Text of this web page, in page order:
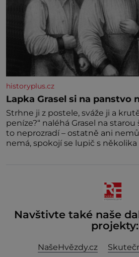
historyplus.cz
Lapka Grasel si na panstvo
Strhne ji z postele, sváže ji a
peníze?“ naléhá Grasel na
to neprozradí – ostatně ani
nemá, spokojí se lupič s
Navštivte také naše
projekty:
NašeHvězdy.cz